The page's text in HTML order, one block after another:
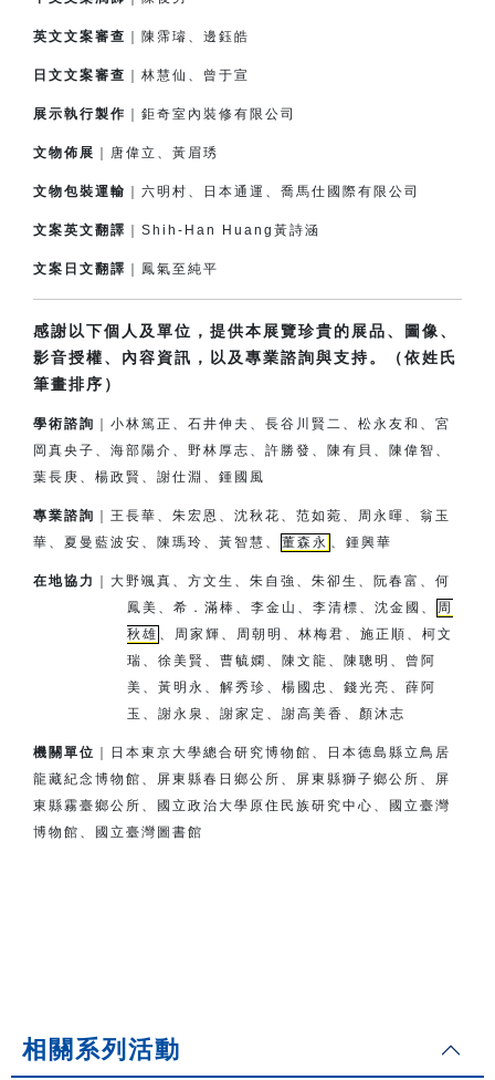
英文文案審查 ｜陳霈璿、邊鈺皓
日文文案審查 ｜林慧仙、曾于宣
展示執行製作 ｜鉅奇室內裝修有限公司
文物佈展 ｜唐偉立、黃眉琇
文物包裝運輸 ｜六明村、日本通運、喬馬仕國際有限公司
文案英文翻譯 ｜Shih-Han Huang黃詩涵
文案日文翻譯 ｜鳳氣至純平
感謝以下個人及單位，提供本展覽珍貴的展品、圖像、
影音授權、內容資訊，以及專業諮詢與支持。（依姓氏
筆畫排序）
學術諮詢
｜小林篤正、石井伸夫、長谷川賢二、松永友和、宮
岡真央子、 海部陽介、 野林厚志、許勝發、陳有貝、陳偉智、
葉長庚、楊政賢、 謝仕淵、鍾國風
專業諮詢
｜王長華、朱宏恩、沈秋花、范如菀、周永暉、翁玉
華、夏曼藍波安、 陳瑪玲、黃智慧、 董森永 、鍾興華
在地協力
大野颯真、方文生、朱自強、朱卻生、阮春富、何
鳳美、希．滿棒、 李金山、李清標、沈金國、
周
秋雄 、周家輝、周朝明、林梅君、施正順、柯文
瑞、徐美賢、曹毓嫻、陳文龍、陳聰明、曾阿
美、 黃明永、解秀珍、楊國忠、錢光亮、薛阿
玉、謝永泉、謝家定、 謝高美香、顏沐志
機關單位
｜日本東京大學總合研究博物館、日本德島縣立鳥居
龍藏紀念博物館、 屏東縣春日鄉公所、屏東縣獅子鄉公所、 屏
東縣霧臺鄉公所、
國立政治大學原住民族研究中心、國立臺灣
博物館、國立臺灣圖書館
相關系列活動